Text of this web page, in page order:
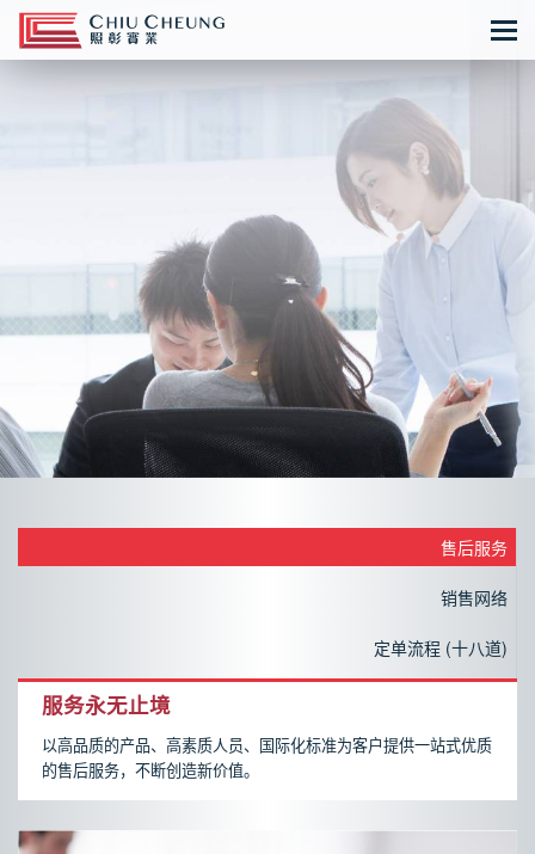
售后服务
销售网络
定单流程 (十八道)
服务永无止境
以高品质的产品、高素质人员、国际化标准为客户提供一站式优质
的售后服务，不断创造新价值。